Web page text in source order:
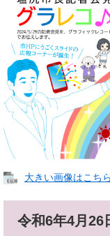
大きい画像はこち
令和6年4月26